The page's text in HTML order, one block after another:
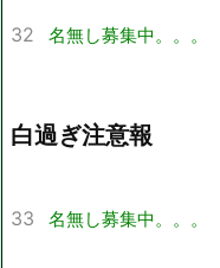
32 名無し募集中。。。
白過ぎ注意報
33 名無し募集中。。。